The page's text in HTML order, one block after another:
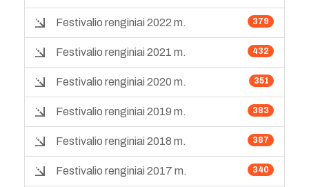
379
Festivalio renginiai 2022 m.
432
Festivalio renginiai 2021 m.
351
Festivalio renginiai 2020 m.
383
Festivalio renginiai 2019 m.
387
Festivalio renginiai 2018 m.
340
Festivalio renginiai 2017 m.